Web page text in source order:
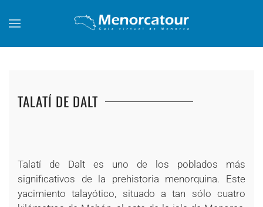
Skip to main content
TALATÍ DE DALT
Talatí de Dalt es uno de los poblados más
significativos de la prehistoria menorquina. Este
yacimiento talayótico, situado a tan sólo cuatro